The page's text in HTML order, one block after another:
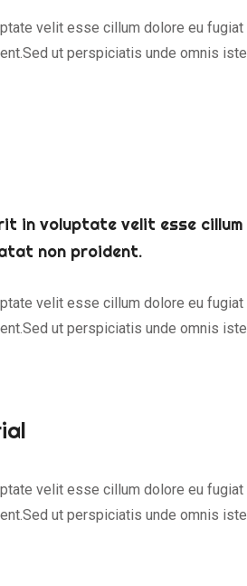
velit esse cillum dolore eu fugiat
ut perspiciatis unde omnis
in voluptate velit esse
non proident.
velit esse cillum dolore eu fugiat
ut perspiciatis unde omnis
velit esse cillum dolore eu fugiat
ut perspiciatis unde omnis